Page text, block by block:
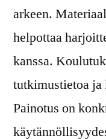
arkeen.
helpottaa
kanssa.
tutkimustietoa ja
Painotus on